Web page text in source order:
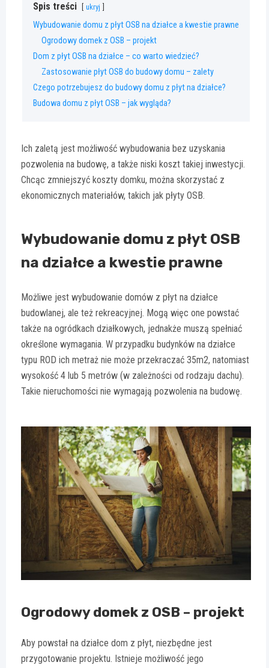
Spis treści ukryj
Wybudowanie domu z płyt OSB na działce a kwestie prawne
Ogrodowy domek z OSB – projekt
Dom z płyt OSB na działce – co warto wiedzieć?
Zastosowanie płyt OSB do budowy domu – zalety
Czego potrzebujesz do budowy domu z płyt na działce?
Budowa domu z płyt OSB – jak wygląda?
Ich zaletą jest możliwość wybudowania bez uzyskania
pozwolenia na budowę, a także niski koszt takiej inwestycji.
Chcąc zmniejszyć koszty domku, można skorzystać z
ekonomicznych materiałów, takich jak płyty OSB.
Wybudowanie domu z płyt OSB
na działce a kwestie prawne
Możliwe jest wybudowanie domów z płyt na działce
budowlanej, ale też rekreacyjnej. Mogą więc one powstać
także na ogródkach działkowych, jednakże muszą spełniać
określone wymagania. W przypadku budynków na działce
typu ROD ich metraż nie może przekraczać 35m2, natomiast
wysokość 4 lub 5 metrów (w zależności od rodzaju dachu).
Takie nieruchomości nie wymagają pozwolenia na budowę.
Ogrodowy domek z OSB – projekt
Aby powstał na działce dom z płyt, niezbędne jest
przygotowanie projektu. Istnieje możliwość jego